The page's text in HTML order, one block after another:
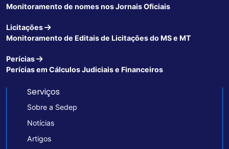
Monitoramento de nomes nos Jornais Oficiais
Licitações
Monitoramento de Editais de Licitações do MS e MT
Perícias
Perícias em Cálculos Judiciais e Financeiros
Serviços
Sobre a Sedep
Notícias
Artigos